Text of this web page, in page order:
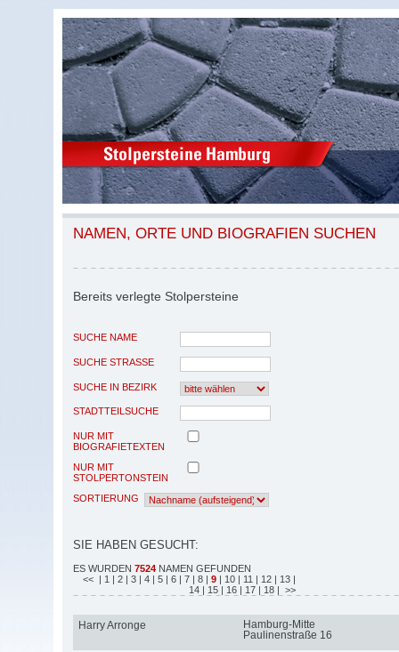
NAMEN, ORTE UND BIOGRAFIEN SUCHEN
Bereits verlegte Stolpersteine
SUCHE NAME
SUCHE STRASSE
SUCHE IN BEZIRK
STADTTEILSUCHE
NUR MIT
BIOGRAFIETEXTEN
NUR MIT
STOLPERTONSTEIN
SORTIERUNG
SIE HABEN GESUCHT:
ES WURDEN 7524 NAMEN GEFUNDEN
<< | 1 | 2 | 3 | 4 | 5 | 6 | 7 | 8 | 9 | 10 | 11 | 12 | 13 |
14 | 15 | 16 | 17 | 18 | >>
Harry Arronge
Hamburg-Mitte
Paulinenstraße 16